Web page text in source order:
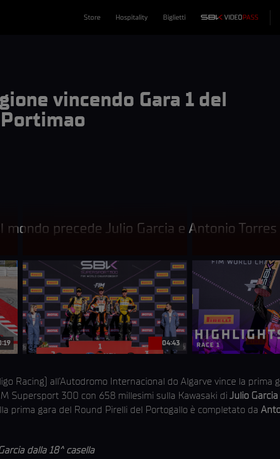
Store Hospitality Biglietti
vincendo Gara 1 del
precede Julio Garcia e Antonio Torres
04:43
Racing) all’Autodromo Internacional do Algarve vince la prima
Supersport 300 con 658 millesimi sulla Kawasaki di Julio Garcia
prima gara del Round Pirelli del Portogallo è completato da
dalla 18^ casella